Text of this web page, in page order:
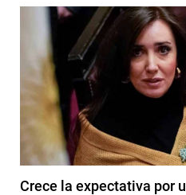
Crece la expectativa por